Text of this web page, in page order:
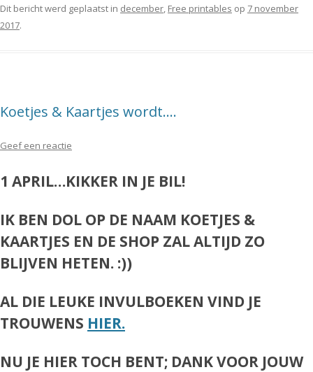
Dit bericht werd geplaatst in december Free printables op 7 november
2017.
Koetjes & Kaartjes wordt….
Geef een reactie
1 APRIL…KIKKER IN JE BIL!
IK BEN DOL OP DE NAAM KOETJES &
KAARTJES EN DE SHOP ZAL ALTIJD ZO
BLIJVEN HETEN. :))
AL DIE LEUKE INVULBOEKEN VIND JE
TROUWENS HIER.
NU JE HIER TOCH BENT; DANK VOOR JOUW